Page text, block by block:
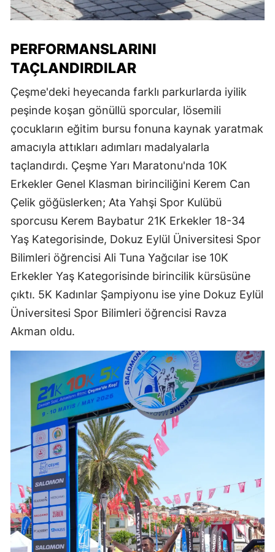
PERFORMANSLARINI
TAÇLANDIRDILAR
Çeşme'deki heyecanda farklı parkurlarda iyilik
peşinde koşan gönüllü sporcular, lösemili
çocukların eğitim bursu fonuna kaynak yaratmak
amacıyla attıkları adımları madalyalarla
taçlandırdı. Çeşme Yarı Maratonu'nda 10K
Erkekler Genel Klasman birinciliğini Kerem Can
Çelik göğüslerken; Ata Yahşi Spor Kulübü
sporcusu Kerem Baybatur 21K Erkekler 18-34
Yaş Kategorisinde, Dokuz Eylül Üniversitesi Spor
Bilimleri öğrencisi Ali Tuna Yağcılar ise 10K
Erkekler Yaş Kategorisinde birincilik kürsüsüne
çıktı. 5K Kadınlar Şampiyonu ise yine Dokuz Eylül
Üniversitesi Spor Bilimleri öğrencisi Ravza
Akman oldu.